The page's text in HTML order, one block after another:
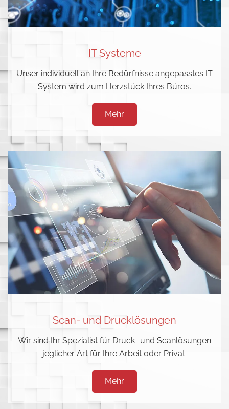
IT Systeme
Unser individuell an Ihre Bedürfnisse angepasstes IT
System wird zum Herzstück Ihres Büros.
Mehr
Scan- und Drucklösungen
Wir sind Ihr Spezialist für Druck- und Scanlösungen
jeglicher Art für Ihre Arbeit oder Privat.
Mehr